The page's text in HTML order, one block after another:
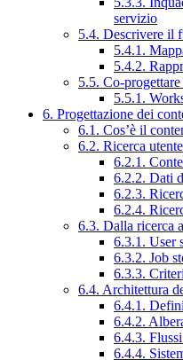
servizio
5.4. Descrivere il
5.4.1.
5.4.2.
5.5. Co-
5.5.1.
6. Progettazione dei
6.1. Cos’è il
6.2. Ricerca
6.2.1.
6.2.2. Dati
6.2.3.
6.2.4.
6.3. Dalla ricerca
6.3.1. User
6.3.2. Job
6.3.3.
6.4. Architettura
6.4.1.
6.4.2.
6.4.3.
6.4.4.